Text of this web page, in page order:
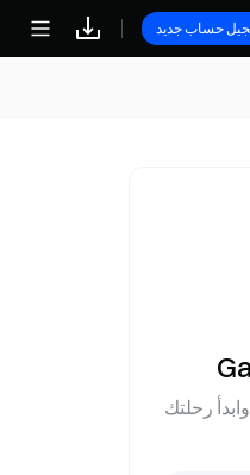
حساب جديد
رحلتك